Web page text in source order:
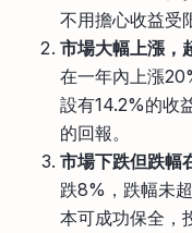
不用擔心收益受
市場大幅上漲，
在一年內上漲
設有14.2%的收
的回報。
市場下跌但跌幅
跌8%，跌幅未
本可成功保全，